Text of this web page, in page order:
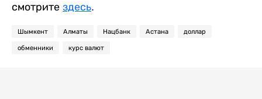
смотрите здесь.
Шымкент Алматы Нацбанк Астана доллар
обменники курс валют